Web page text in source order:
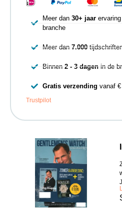
Meer dan 30+ jaarervaring
branche
Meer dan 7.000
Binnen 2 - 3 dagenin de
Gratis verzending vanaf €
Trustpilot